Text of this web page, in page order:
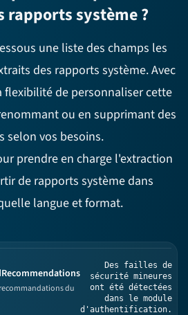
rapports système ?
une liste des champs les
des rapports système. Avec
flexibilité de personnaliser cette
ou en supprimant des
selon vos besoins.
prendre en charge l'extraction
de rapports système dans
langue et format.
du
Des failles de
sécurité mineures
ont été détectées
dans le module
d'authentification.